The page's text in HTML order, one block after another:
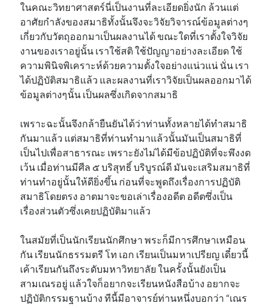
ในคณะวิทยาศาสตร์นี่เป็นงานที่ละเอียดยิ่งนัก ล้วนแต่
อาศัยกำลังของสมาธิทั้งนั้นจึงจะวิจัยวิจารณ์ข้อมูลต่างๆ
เกี่ยวกับวัตถุออกมาเป็นผลงานได้ ขณะใดที่เราตั้งใจวิจัย
งานของเราอยู่นั้น เราใช้สติ ใช้ปัญญาอย่างละเอียด ใช้
ความพินิจพิเคราะห์ด้วยความตั้งใจอย่างแน่วแน่ นั่น เรา
ได้ปฏิบัติสมาธิแล้ว และผลงานที่เราวิจัยเป็นผลออกมาได้
ข้อมูลต่างๆนั้น เป็นผลซึ่งเกิดจากสมาธิ
เพราะฉะนั้นจึงกล้ายืนยันได้ว่าท่านทั้งหลายได้ทำสมาธิ
กันมาแล้ว แต่สมาธิที่ท่านทำมาแล้วนั้นมันเป็นสมาธิที่
เป็นไปเพื่อสาธารณะ เพราะยังไม่ได้มีข้อปฏิบัติที่จะพึงงด
เว้น เมื่อท่านมีศีล ๕ บริสุทธิ์ บริบูรณ์ดี มันจะเสริมสมาธิที่
ท่านทำอยู่นั้นให้ดียิ่งขึ้น ก่อนที่จะพูดถึงเรื่องการปฏิบัติ
สมาธิโดยตรง อาตมาจะขอเล่าเรื่องอดีต อดีตซึ่งเป็น
เรื่องส่วนตัวซึ่งเคยปฏิบัติมาแล้ว
ในสมัยที่เป็นนักเรียนนักศึกษา พระก็มีการศึกษาเหมือน
กัน เรียนนักธรรมตรี โท เอก เรียนเป็นมหาเปรียญ เดี๋ยวนี้
เค้าเรียนกันถึงระดับมหาวิทยาลัย ในครั้งนั้นยังเป็น
สามเณรอยู่ แล้วใจก็อยากจะเรียนหนังสือบ้าง อยากจะ
ปฏิบัติกรรมฐานบ้าง ทีนี้มีอาจารย์ท่านหนึ่งบอกว่า “เณร